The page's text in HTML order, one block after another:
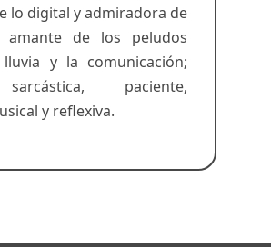
lo digital y admiradora de
de los peludos
y la comunicación;
paciente,
y reflexiva.